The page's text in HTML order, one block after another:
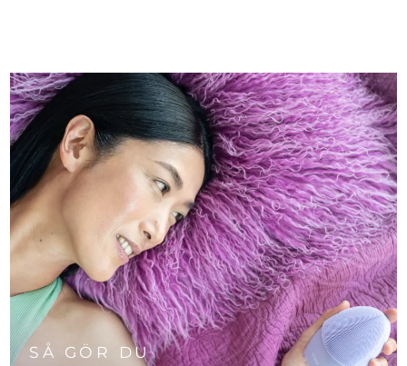
SÅ GÖR DU